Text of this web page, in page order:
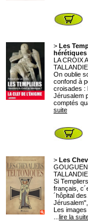
> Les
hérétiques
LA CROIX
On oublie
confond à
croisades :
Jérusalem
comptés
suite
> Les
Si
français,
´hôpital
Les images
lire la